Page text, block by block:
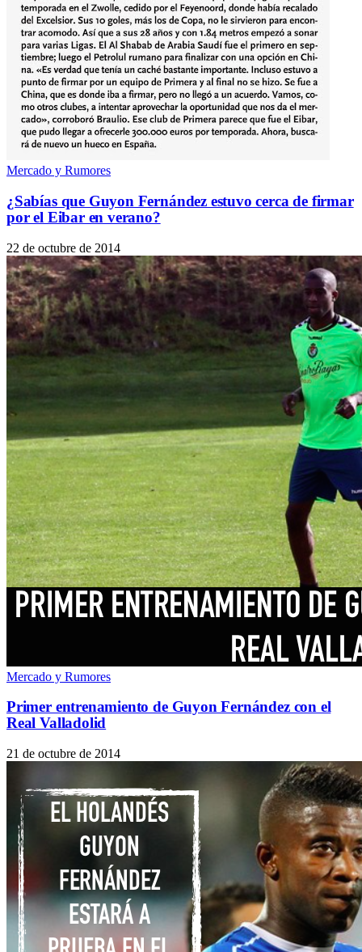
Mercado y Rumores
¿Sabías que Guyon Fernández estuvo cerca de firmar
por el Eibar en verano?
22 de octubre de 2014
Mercado y Rumores
Primer entrenamiento de Guyon Fernández con el
Real Valladolid
21 de octubre de 2014